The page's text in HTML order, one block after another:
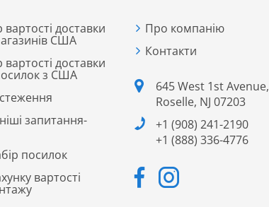
доставки
США
доставки
з США
запитання-
посилок
вартості
Про компанію
Контакти
645 West 1st Avenue,
Roselle, NJ 07203
+1 (908) 241-2190
+1 (888) 336-4776